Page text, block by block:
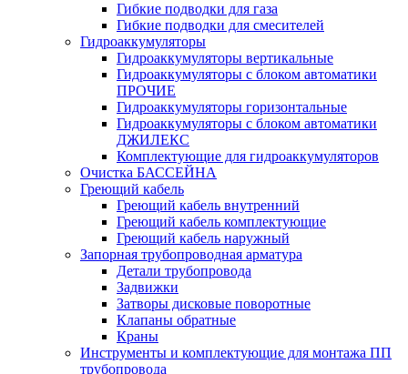
Гибкие подводки для газа
Гибкие подводки для смесителей
Гидроаккумуляторы
Гидроаккумуляторы вертикальные
Гидроаккумуляторы с блоком автоматики
ПРОЧИЕ
Гидроаккумуляторы горизонтальные
Гидроаккумуляторы с блоком автоматики
ДЖИЛЕКС
Комплектующие для гидроаккумуляторов
Очистка БАССЕЙНА
Греющий кабель
Греющий кабель внутренний
Греющий кабель комплектующие
Греющий кабель наружный
Запорная трубопроводная арматура
Детали трубопровода
Задвижки
Затворы дисковые поворотные
Клапаны обратные
Краны
Инструменты и комплектующие для монтажа ПП
трубопровода